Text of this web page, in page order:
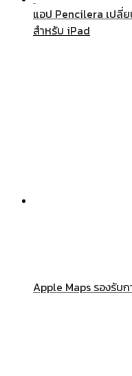
แอป Pencilera เปลี่
สำหรับ iPad
Apple Maps รองรับ